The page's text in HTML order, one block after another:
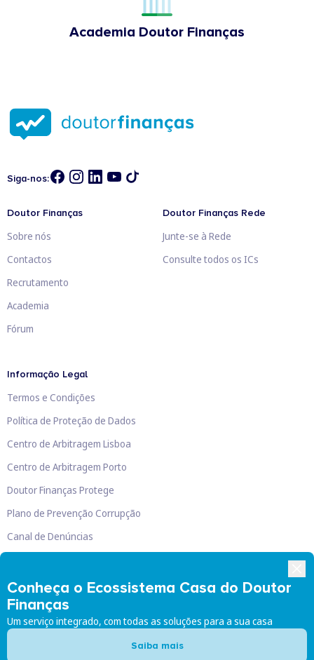
Academia Doutor Finanças
Conheça o Ecossistema Casa do Doutor
Finanças
Um serviço integrado, com todas as soluções para a sua casa
Saiba mais
Siga-nos:
Doutor Finanças
Sobre nós
Contactos
Recrutamento
Academia
Fórum
Doutor Finanças Rede
Junte-se à Rede
Consulte todos os ICs
Informação Legal
Termos e Condições
Política de Proteção de Dados
Centro de Arbitragem Lisboa
Centro de Arbitragem Porto
Doutor Finanças Protege
Plano de Prevenção Corrupção
Canal de Denúncias
Doutor Finanças, Lda